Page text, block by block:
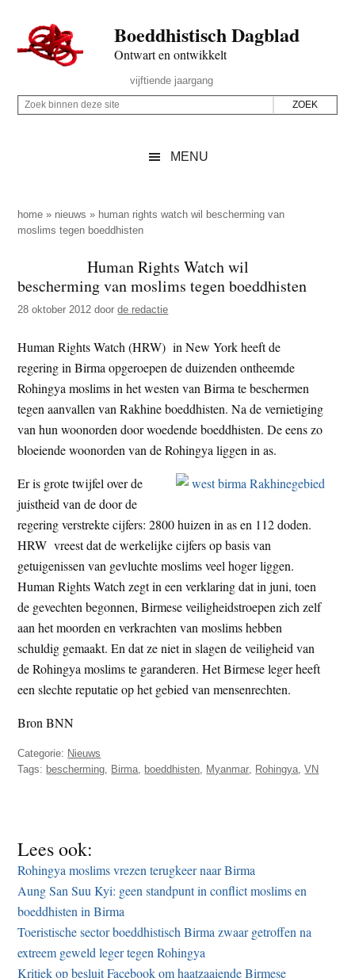
naar
de
inhoud
secondary
naar
de
sidebar
naar
de
Boeddhistisch Dagblad
Ontwart en ontwikkelt
Rechts
vijftiende jaargang
Z
p
d
z
e
i
t
e
Z
i
n
n
d
z
e
s
i
t
e
MENU
home » nieuws » human rights watch wil bescherming van
moslims tegen boeddhisten
Human Rights Watch wil
bescherming van moslims tegen boeddhisten
28 oktober 2012 doorde redactie
Human Rights Watch (HRW) in New York heeft de
regering in Birma opgeroepen de duizenden ontheemde
Rohingya moslims in het westen van Birma te beschermen
tegen aanvallen van Rakhine boeddhisten. Na de vernietiging
van hun woonorden door woedende boeddhisten. De eens zo
bloeiende woonorden van de Rohingya liggen in as.
Er is grote twijfel over de
juistheid van de door de
regering verstrekte cijfers: 2800 huizen in as en 112 doden.
HRW vreest dat de werkelijke cijfers op basis van
getuigenissen van gevluchte moslims veel hoger liggen.
Human Rights Watch zegt in een verklaring dat in juni, toen
de gevechten begonnen, Birmese veiligheidstroepen zich zelf
aan het moorden en verkrachten van moslims hebben
schuldig gemaakt. En dat ze niet in slagen de veiligheid van
de Rohingya moslims te garanderen. Het Birmese leger heeft
een slechte reputatie op het gebied van mensenrechten.
Bron BNN
Categorie: Nieuws
Tags: bescherming Birma boeddhisten Myanmar Rohingya ,VN
Lees ook:
Rohingya moslims vrezen terugkeer naar Birma
Aung San Suu Kyi: geen standpunt in conflict moslims en
boeddhisten in Birma
Toeristische sector boeddhistisch Birma zwaar getroffen na
extreem geweld leger tegen Rohingya
Kritiek op besluit Facebook om haatzaaiende Birmese